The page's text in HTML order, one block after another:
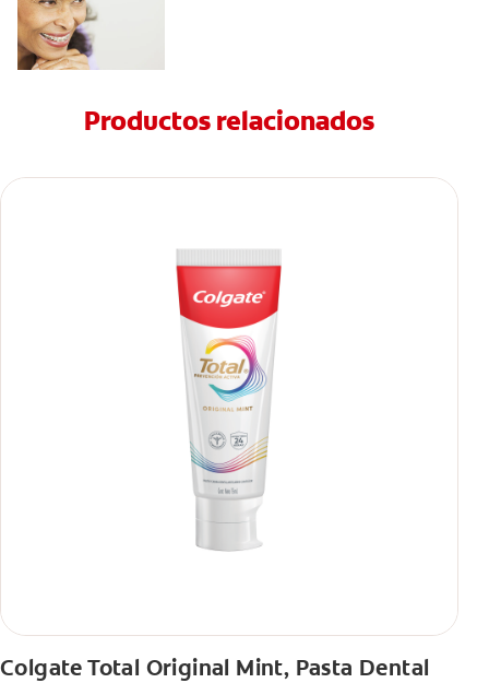
Productos relacionados
Colgate Total Original Mint, Pasta Dental